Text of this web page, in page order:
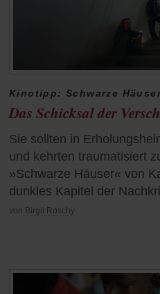
Kinotipp: Schwarze
Das Schicksal der
Sie sollten in
und kehrten traumatisiert
»Schwarze Häuser« von
dunkles Kapitel der
von Birgit Roschy